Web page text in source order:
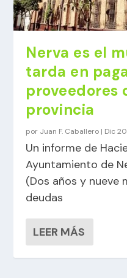
Nerva es el
tarda en
proveedores
provincia
por Juan F. Caballero | Dic
Un informe de
Ayuntamiento de
(Dos años y nueve
deudas
LEER MÁS